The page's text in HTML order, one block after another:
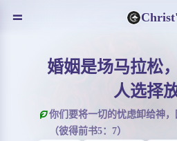
婚姻是场马拉松
人选择
你们要将一切的忧虑卸给神，
（彼得前书5：7）